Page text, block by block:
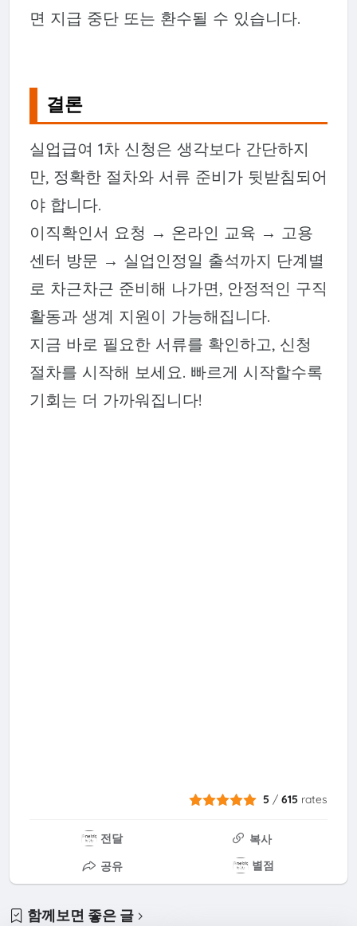
면 지급 중단 또는 환수될 수 있습니다.
결론
실업급여 1차 신청은 생각보다 간단하지
만, 정확한 절차와 서류 준비가 뒷받침되어
야 합니다.
이직확인서 요청 → 온라인 교육 → 고용
센터 방문 → 실업인정일 출석까지 단계별
로 차근차근 준비해 나가면, 안정적인 구직
활동과 생계 지원이 가능해집니다.
지금 바로 필요한 서류를 확인하고, 신청
절차를 시작해 보세요. 빠르게 시작할수록
기회는 더 가까워집니다!
5 /615 rates
전달
복사
공유
별점
함께보면 좋은 글